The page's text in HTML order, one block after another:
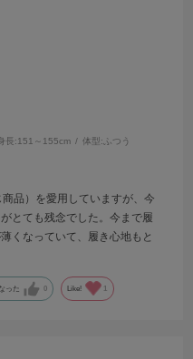
長:151～155cm 体型: ふつう
品）を愛用していますが、今
とても残念でした。今まで履
くなっていて、履き心地もと
った 0 Like! 1